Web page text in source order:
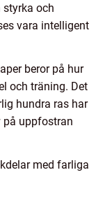
styrka och
vara intelligent
beror på hur
och träning. Det
hundra ras har
på uppfostran
med farliga